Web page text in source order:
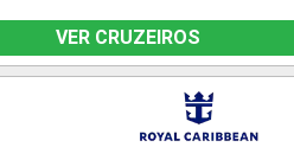
VER CRUZEIROS